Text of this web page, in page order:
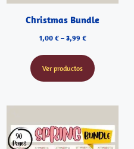
Christmas Bundle
1,00 €– 3,99 €
Ver productos